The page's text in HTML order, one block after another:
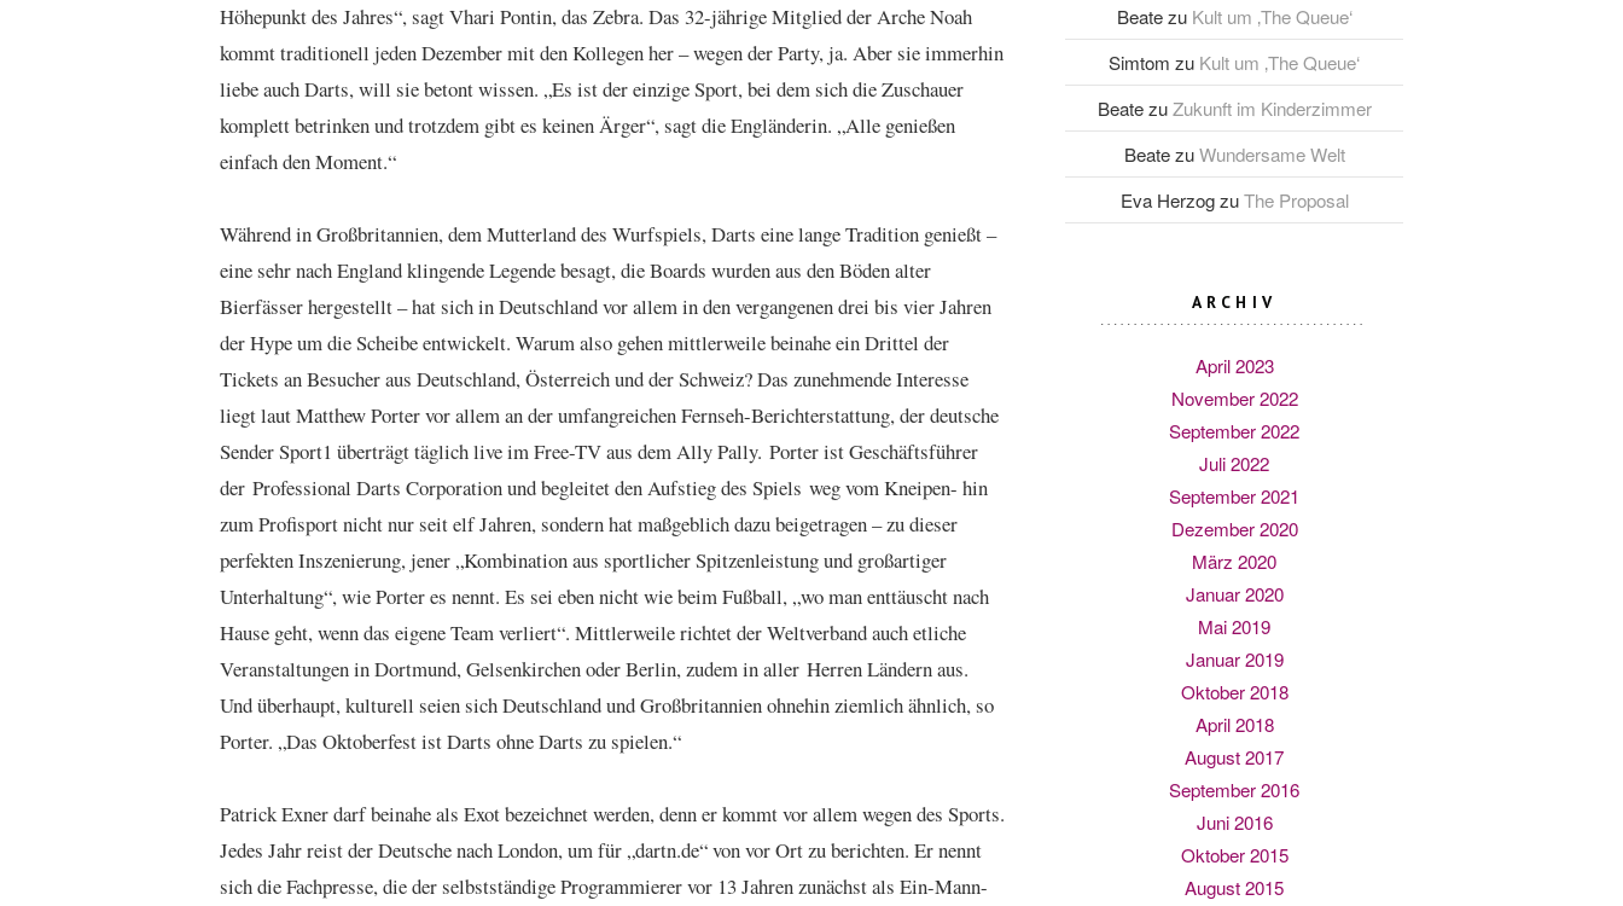
Höhepunkt des Jahres“, sagt Vhari Pontin, das Zebra. Das 32-jährige Mitglied der Arche Noah
kommt traditionell jeden Dezember mit den Kollegen her – wegen der Party, ja. Aber sie immerhin
liebe auch Darts, will sie betont wissen. „Es ist der einzige Sport, bei dem sich die Zuschauer
komplett betrinken und trotzdem gibt es keinen Ärger“, sagt die Engländerin. „Alle genießen
einfach den Moment.“
Während in Großbritannien, dem Mutterland des Wurfspiels, Darts eine lange Tradition genießt –
eine sehr nach England klingende Legende besagt, die Boards wurden aus den Böden alter
Bierfässer hergestellt – hat sich in Deutschland vor allem in den vergangenen drei bis vier Jahren
der Hype um die Scheibe entwickelt. Warum also gehen mittlerweile beinahe ein Drittel der
Tickets an Besucher aus Deutschland, Österreich und der Schweiz? Das zunehmende Interesse
liegt laut Matthew Porter vor allem an der umfangreichen Fernseh-Berichterstattung, der deutsche
Sender Sport1 überträgt täglich live im Free-TV aus dem Ally Pally. Porter ist Geschäftsführer
der Professional Darts Corporation und begleitet den Aufstieg des Spiels weg vom Kneipen- hin
zum Profisport nicht nur seit elf Jahren, sondern hat maßgeblich dazu beigetragen – zu dieser
perfekten Inszenierung, jener „Kombination aus sportlicher Spitzenleistung und großartiger
Unterhaltung“, wie Porter es nennt. Es sei eben nicht wie beim Fußball, „wo man enttäuscht nach
Hause geht, wenn das eigene Team verliert“. Mittlerweile richtet der Weltverband auch etliche
Veranstaltungen in Dortmund, Gelsenkirchen oder Berlin, zudem in aller Herren Ländern aus.
Und überhaupt, kulturell seien sich Deutschland und Großbritannien ohnehin ziemlich ähnlich, so
Porter. „Das Oktoberfest ist Darts ohne Darts zu spielen.“
Patrick Exner darf beinahe als Exot bezeichnet werden, denn er kommt vor allem wegen des Sports.
Jedes Jahr reist der Deutsche nach London, um für „dartn.de“ von vor Ort zu berichten. Er nennt
sich die Fachpresse, die der selbstständige Programmierer vor 13 Jahren zunächst als Ein-Mann-
Beatezu Kult um ‚The Queue‘
Simtom zu Kult um ‚The Queue‘
BeatezuZukunft im Kinderzimmer
BeatezuWundersame Welt
Eva HerzogzuThe Proposal
ARCHIV
April 2023
November 2022
September 2022
Juli 2022
September 2021
Dezember 2020
März 2020
Januar 2020
Mai 2019
Januar 2019
Oktober 2018
April 2018
August 2017
September 2016
Juni 2016
Oktober 2015
August 2015